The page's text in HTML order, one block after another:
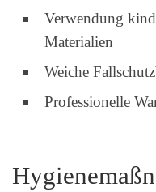
Verwendung
Materialien
Weiche
Professionelle